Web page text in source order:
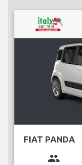
FIAT PANDA
group